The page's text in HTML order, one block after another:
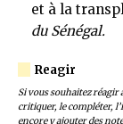
et à la
du Sénégal.
Si vous souhaitez réagir
critiquer, le compléter,
encore y ajouter des